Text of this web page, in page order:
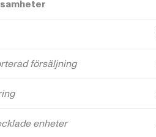
försäljning
enheter